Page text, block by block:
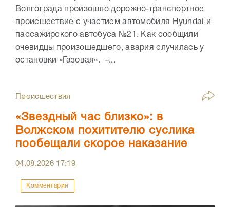
Волгограда произошло дорожно-транспортное
происшествие с участием автомобиля Hyundai и
пассажирского автобуса №21. Как сообщили
очевидцы произошедшего, авария случилась у
остановки «Газовая». –...
Происшествия
«Звездный час близко»: в
Волжском похитителю суслика
пообещали скорое наказание
04.08.2026 17:19
Комментарии